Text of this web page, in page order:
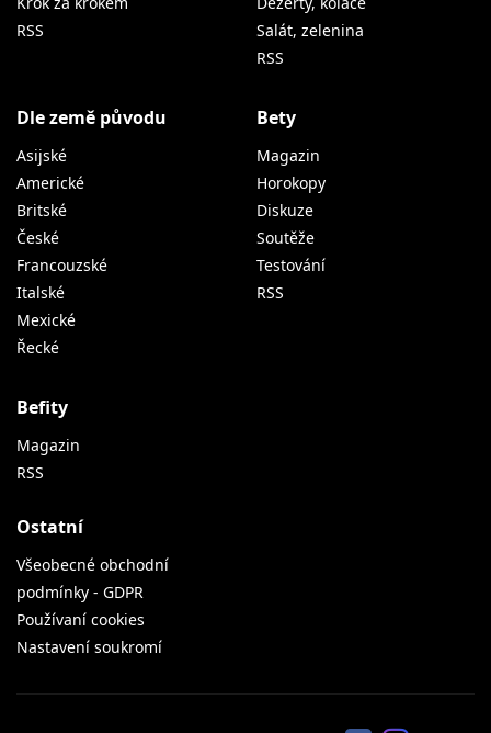
RSS
Salát, zelenina
RSS
Dle země původu
Asijské
Americké
Britské
České
Francouzské
Italské
Mexické
Řecké
Bety
Magazin
Horokopy
Diskuze
Soutěže
Testování
RSS
Befity
Magazin
RSS
Ostatní
Všeobecné obchodní
podmínky - GDPR
Používaní cookies
Nastavení soukromí